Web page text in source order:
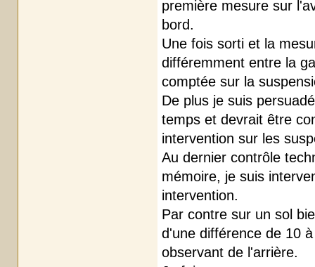
première mesure sur
bord.
Une fois sorti et la
différemment entre la
comptée sur la
De plus je suis
temps et devrait être
intervention sur les
Au dernier contrôle
mémoire, je suis
intervention.
Par contre sur un sol
d'une différence de 10
observant de l'arrière.